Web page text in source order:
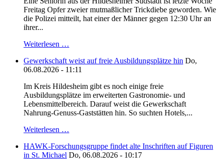
Freitag Opfer zweier mutmaßlicher Trickdiebe geworden. Wie
die Polizei mitteilt, hat einer der Männer gegen 12:30 Uhr an
ihrer...
Weiterlesen …
Gewerkschaft weist auf freie Ausbildungsplätze hin Do,
06.08.2026 - 11:11
Im Kreis Hildesheim gibt es noch einige freie
Ausbildungsplätze im erweiterten Gastronomie- und
Lebensmittelbereich. Darauf weist die Gewerkschaft
Nahrung-Genuss-Gaststätten hin. So suchten Hotels,...
Weiterlesen …
HAWK-Forschungsgruppe findet alte Inschriften auf Figuren
in St. Michael Do, 06.08.2026 - 10:17